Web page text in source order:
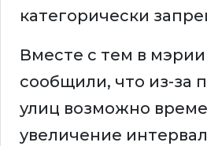
категорически
Вместе с тем в
сообщили, что из-за
улиц возможно
увеличение